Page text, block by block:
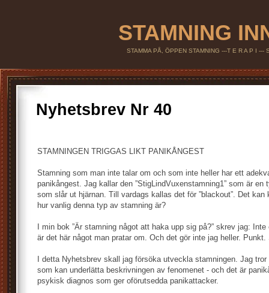
STAMNING
STAMMA PÅ, ÖPPEN STAMNING ---T E R A P I
Nyhetsbrev Nr 40
STAMNINGEN TRIGGAS LIKT PANIKÅNGEST
Stamning som man inte talar om och som inte heller har ett
panikångest. Jag kallar den ”StigLindVuxenstamning1” som är
som slår ut hjärnan. Till vardags kallas det för ”blackout”. Det
hur vanlig denna typ av stamning är?
I min bok ”Är stamning något att haka upp sig på?” skrev jag:
är det här något man pratar om. Och det gör inte jag heller.
I detta Nyhetsbrev skall jag försöka utveckla stamningen. Jag
som kan underlätta beskrivningen av fenomenet - och det är
psykisk diagnos som ger oförutsedda panikattacker.